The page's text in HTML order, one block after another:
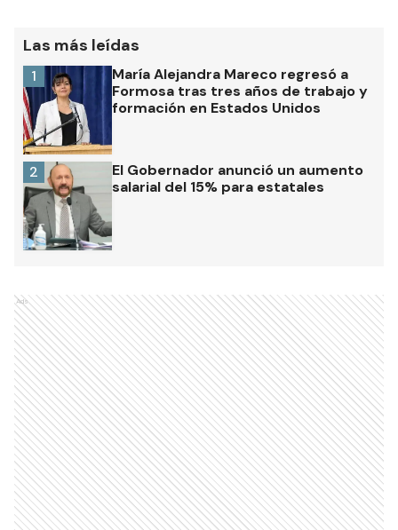
Las más leídas
María Alejandra Mareco regresó a
Formosa tras tres años de trabajo y
formación en Estados Unidos
1
El Gobernador anunció un aumento
salarial del 15% para estatales
2
Ads